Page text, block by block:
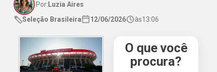
Por: Luzia Aires
Seleção Brasileira
12/06/2026 às13:06
O que você
procura?